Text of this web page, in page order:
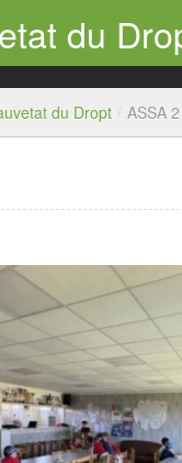
du
du Dropt / ASSA 2